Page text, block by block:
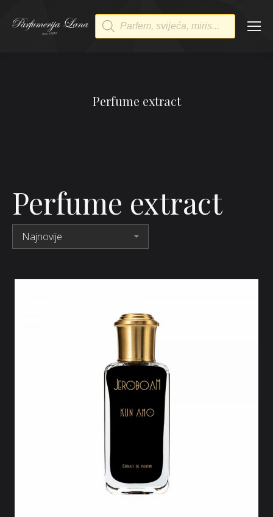
Products
search
Perfume extract
Perfume extract